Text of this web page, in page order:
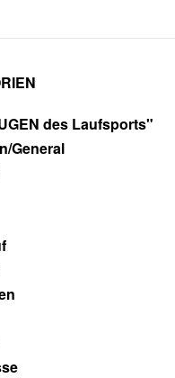
des Laufsports"
General